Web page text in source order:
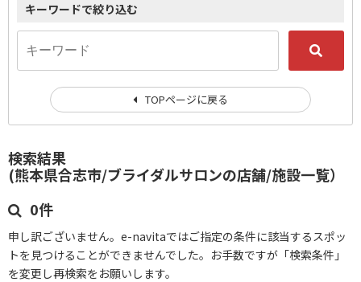
検索結果
(熊本県合志市/ブライダルサロンの店舗/施設一覧）
0件
申し訳ございません。e-navitaではご指定の条件に該当するスポッ
トを見つけることができませんでした。お手数ですが「検索条件」
を変更し再検索をお願いします。
キーワードで絞り込む
TOPページに戻る